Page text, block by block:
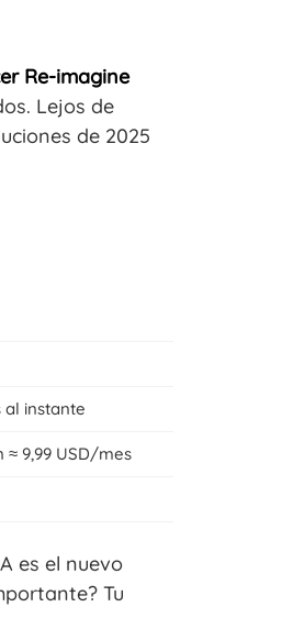
Re-imagine
Lejos de
de 2025
al instante
≈ 9,99 USD/mes
es el nuevo
Tu